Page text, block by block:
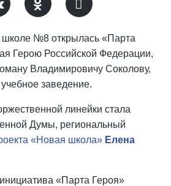
школе №8 открылась «Парта
Герою Российской Федерации,
Владимировичу Соколову,
учебное заведение.
линейки стала
Думы, региональный
«Новая школа» Елена
«Парта Героя»